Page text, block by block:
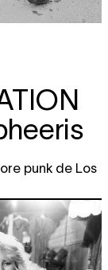
punk de Los